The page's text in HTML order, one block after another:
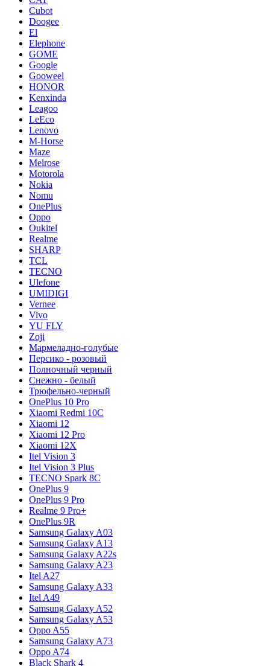
Cubot
Doogee
El
Elephone
GOME
Google
Gooweel
HONOR
Kenxinda
Leagoo
LeEco
Lenovo
M-Horse
Maze
Melrose
Motorola
Nokia
Nomu
OnePlus
Oppo
Oukitel
Realme
SHARP
TCL
TECNO
Ulefone
UMIDIGI
Vernee
Vivo
YU FLY
Zoji
Мармеладно-голубые
Персико - розовый
Полночный черный
Снежно - белый
Трюфельно-черный
OnePlus 10 Pro
Xiaomi Redmi 10C
Xiaomi 12
Xiaomi 12 Pro
Xiaomi 12X
Itel Vision 3
Itel Vision 3 Plus
TECNO Spark 8C
OnePlus 9
OnePlus 9 Pro
Realme 9 Pro+
OnePlus 9R
Samsung Galaxy A03
Samsung Galaxy A13
Samsung Galaxy A22s
Samsung Galaxy A23
Itel A27
Samsung Galaxy A33
Itel A49
Samsung Galaxy A52
Samsung Galaxy A53
Oppo A55
Samsung Galaxy A73
Oppo A74
Black Shark 4